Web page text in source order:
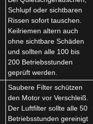
Schlupf oder sichtbaren
Rissen sofort tauschen.
Keilriemen altern auch
ohne sichtbare Schäden
und sollten alle 100 bis
200 Betriebsstunden
geprüft werden.
Saubere Filter schützen
den Motor vor Verschleiß.
Der Luftfilter sollte alle 50
Betriebsstunden gereinigt